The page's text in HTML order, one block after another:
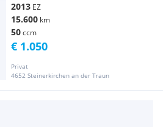
2013 EZ
15.600 km
50ccm
Privat
4652 Steinerkirchen an der Traun
€ 1.050